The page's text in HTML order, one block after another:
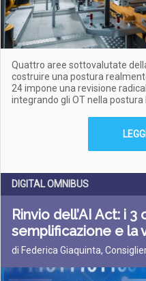
Quattro aree sottovalutate
costruire una postura
24 impone una revisione
integrando gli OT nella postura
DIGITAL OMNIBUS
Rinvio dell’AI Act: i
semplificazione e la
di Federica Giaquinta,